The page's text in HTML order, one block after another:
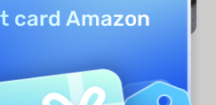
da Rimorchio
card Amazon